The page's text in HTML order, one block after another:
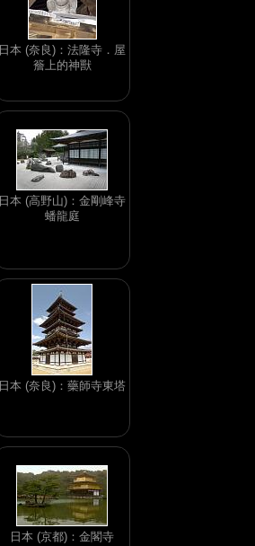
日本 (奈良)：法隆寺．屋
簷上的神獸
日本 (高野山)：金剛峰寺
蟠龍庭
日本 (奈良)：藥師寺東塔
日本 (京都)：金閣寺